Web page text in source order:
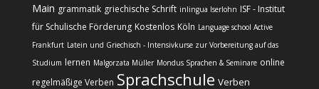
Main grammatik griechische Schrift inlingua Iserlohn ISF - Institut
für Schulische Förderung Kostenlos Köln Language school Active
Frankfurt Latein und Griechisch - Intensivkurse zur Vorbereitung auf das
Studium lernen Malgorzata Müller Mondus Sprachen & Seminare online
regelmäßige Verben Sprachschule Verben